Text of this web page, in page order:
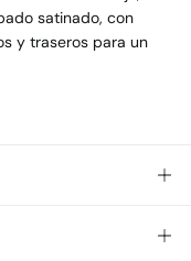
satinado, con
y traseros para un